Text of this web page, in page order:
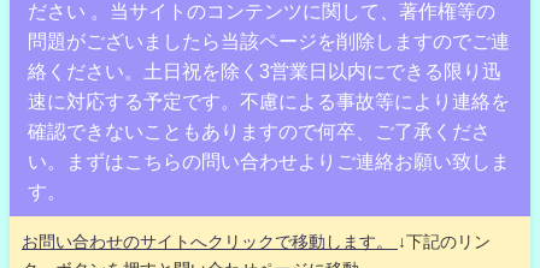
ださい 。当サイトのコンテンツに関して、著作権等の
問題がございましたら当該ページを削除しますのでご連
絡ください。土日祝を除く3営業日以内にできる限り迅
速に対応する予定です。不慮による事故等により連絡を
確認できないこともありますので何卒、ご了承くださ
い。まずはこちらの問い合わせよりご連絡お願い致しま
す。
お問い合わせのサイトへクリックで移動します。
↓下記のリン